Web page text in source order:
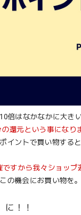
倍はなかなかに大き
還元という事になり
イントで買い物する
ですから我々ショッ
の機会にお買い物を。
に！！